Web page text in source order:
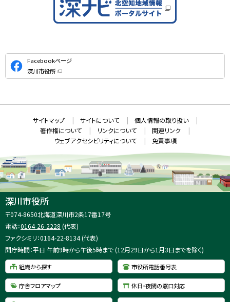
公
式
S
Facebookページ
深川市役所
（
ン
で
開
き
ま
す
メ
ニ
ュ
ー
報
サイトマップ サイトについて
個人情報の取り扱い
著作権について
リンクについて
関連リンク
ウェブアクセシビリティについて
免責事項
深川市役所
住
所
〒074-8650北海道深川市2条17番17号
電話：0164-26-2228 (代表)
ファクシミリ：0164-22-8134 (代表)
開庁時間：平日 午前9時から午後5時まで (12月29日から1月3日までを除く)
組織から探す 市役所電話番号表
庁舎フロアマップ 休日・夜間の窓口対応